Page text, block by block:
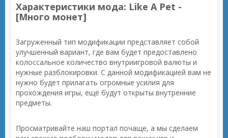
Характеристики мода: Like A Pet -
[Много монет]
Загруженный тип модификации представляет собой
улучшенный вариант, где вам будет предоставлено
колоссальное количество внутриигровой валюты и
нужные разблокировки. С данной модификацией вам не
нужно будет прилагать огромные усилия для
прохождения игры, ещё будут открыты внутренние
предметы.
Просматривайте наш портал почаще, а мы сделаем